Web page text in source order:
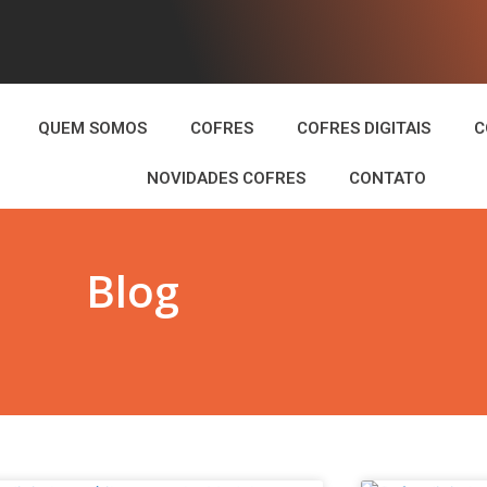
QUEM SOMOS COFRES COFRES DIGITAIS
NOVIDADES COFRES CONTATO
Blog